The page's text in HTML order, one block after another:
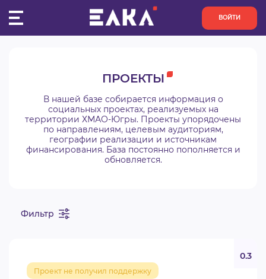
ВОЙТИ
КОНКУРСЫ
ОРГАНИЗАЦИИ
АКТИВИСТЫ
АНАЛИТИКА
ПРОЕКТЫ
В нашей базе собирается информация о
социальных проектах, реализуемых на
территории ХМАО-Югры. Проекты упорядочены
по направлениям, целевым аудиториям,
географии реализации и источникам
финансирования. База постоянно пополняется и
обновляется.
Фильтр
Проект не получил поддержку
0.3